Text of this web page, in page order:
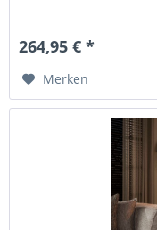
264,95 € *
Merken